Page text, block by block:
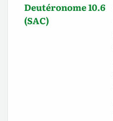
Deutéronome 10.6
(SAC)